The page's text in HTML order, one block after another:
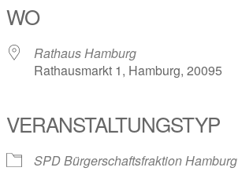
WO
Rathaus Hamburg
Rathausmarkt 1, Hamburg, 20095
VERANSTALTUNGSTYP
SPD Bürgerschaftsfraktion Hamburg